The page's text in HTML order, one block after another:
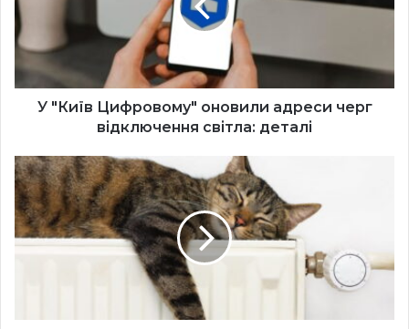
адреси
черг
відключення
світла:
деталі
У "Київ Цифровому" оновили адреси черг
відключення світла: деталі
У
столиці
майже
у
всіх